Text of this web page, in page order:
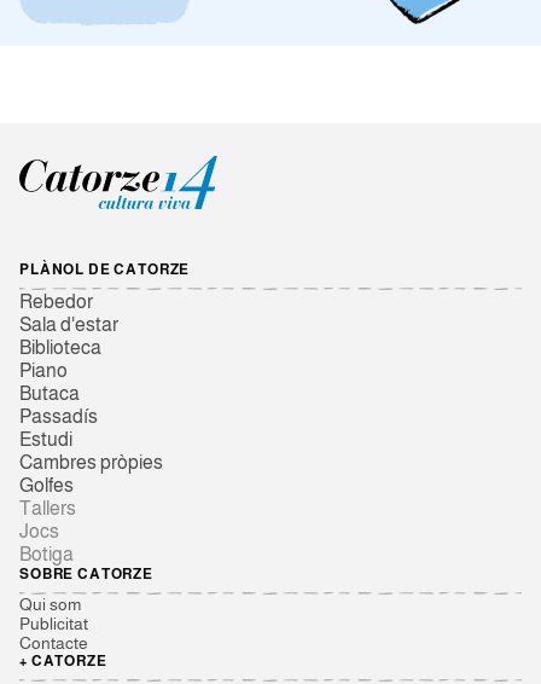
PLÀNOL DE CATORZE
Rebedor
Sala d'estar
Biblioteca
Piano
Butaca
Passadís
Estudi
Cambres pròpies
Golfes
Tallers
Jocs
Botiga
SOBRE CATORZE
Qui som
Publicitat
Contacte
+ CATORZE